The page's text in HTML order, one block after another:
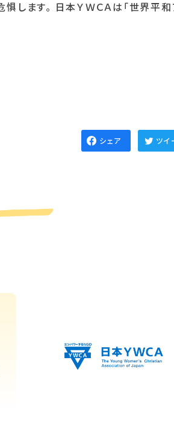
します。 日本ＹＷＣＡは「世界平
シェア ツイ